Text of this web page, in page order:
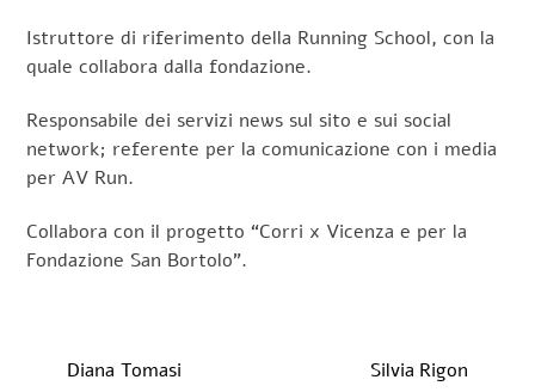
Istruttore di riferimento della Running School, con la
quale collabora dalla fondazione.
Responsabile dei servizi news sul sito e sui social
network; referente per la comunicazione con i media
per AV Run.
Collabora con il progetto “Corri x Vicenza e per la
Fondazione San Bortolo”.
Diana Tomasi Silvia Rigon